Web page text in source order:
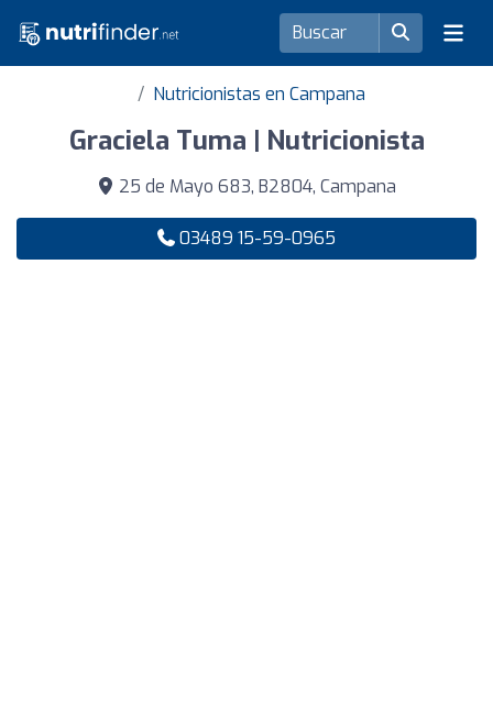
Nutricionistas en Campana
Graciela Tuma | Nutricionista
25 de Mayo 683, B2804, Campana
03489 15-59-0965